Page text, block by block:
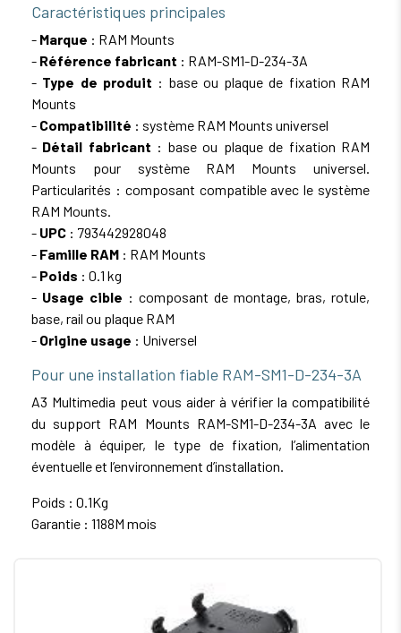
Caractéristiques principales
- Marque : RAM Mounts
- Référence fabricant : RAM-SM1-D-234-3A
- Type de produit : base ou plaque de fixation RAM
Mounts
- Compatibilité : système RAM Mounts universel
- Détail fabricant : base ou plaque de fixation RAM
Mounts pour système RAM Mounts universel.
Particularités : composant compatible avec le système
RAM Mounts.
- UPC : 793442928048
- Famille RAM : RAM Mounts
- Poids : 0.1 kg
- Usage cible : composant de montage, bras, rotule,
base, rail ou plaque RAM
- Origine usage : Universel
Pour une installation fiable RAM-SM1-D-234-3A
A3 Multimedia peut vous aider à vérifier la compatibilité
du support RAM Mounts RAM-SM1-D-234-3A avec le
modèle à équiper, le type de fixation, l’alimentation
éventuelle et l’environnement d’installation.
Poids : 0.1Kg
Garantie : 1188M mois